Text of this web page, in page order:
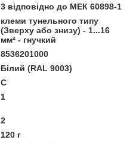
3 відповідно до МЕК 60898-1
клеми тунельного типу
(Зверху або знизу) - 1...16
мм² - гнучкий
8536201000
Білий (RAL 9003)
C
1
2
120 г